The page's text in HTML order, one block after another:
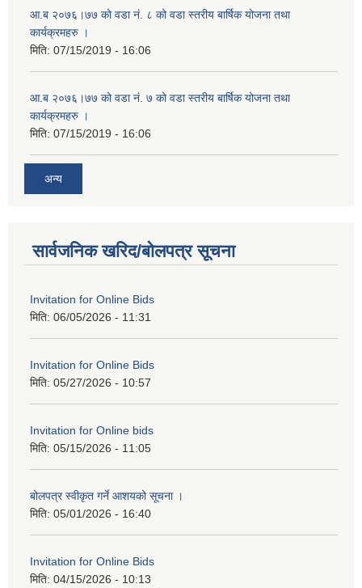
आ.ब २०७६।७७ को वडा नं. ८ को वडा स्तरीय बार्षिक योजना तथा
कार्यक्रमहरु ।
मिति: 07/15/2019 - 16:06
आ.ब २०७६।७७ को वडा नं. ७ को वडा स्तरीय बार्षिक योजना तथा
कार्यक्रमहरु ।
मिति: 07/15/2019 - 16:06
अन्य
सार्वजनिक खरिद/बोलपत्र सूचना
Invitation for Online Bids
मिति: 06/05/2026 - 11:31
Invitation for Online Bids
मिति: 05/27/2026 - 10:57
Invitation for Online bids
मिति: 05/15/2026 - 11:05
बोलपत्र स्वीकृत गर्ने आशयको सूचना ।
मिति: 05/01/2026 - 16:40
Invitation for Online Bids
मिति: 04/15/2026 - 10:13